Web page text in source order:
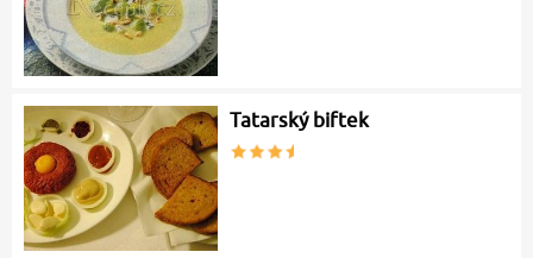
Tatarský biftek